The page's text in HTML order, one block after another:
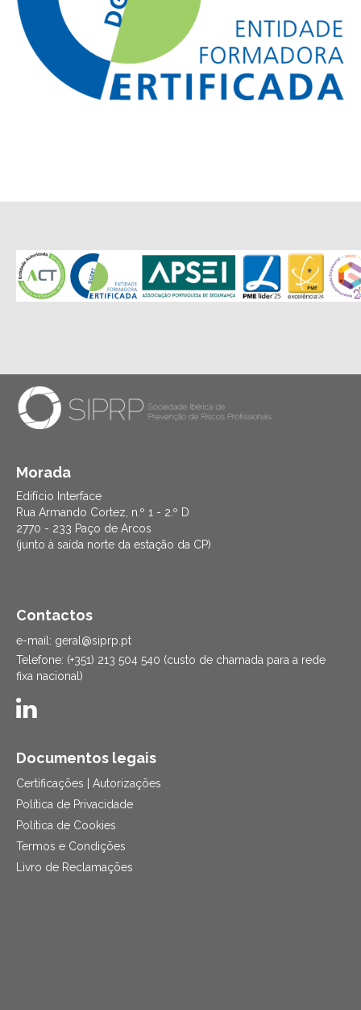
Morada
Edifício Interface
Rua Armando Cortez, n.º 1 - 2.º D
2770 - 233 Paço de Arcos
(junto à saída norte da estação da CP)
Contactos
e-mail: geral@siprp.pt
Telefone: (+351) 213 504 540 (custo de chamada para a rede
fixa nacional)
Documentos legais
Certificações | Autorizações
Política de Privacidade
Política de Cookies
Termos e Condições
Livro de Reclamações